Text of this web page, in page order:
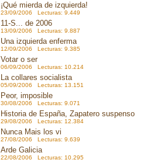
¡Qué mierda de izquierda!
23/09/2006 Lecturas: 9.449
11-S... de 2006
13/09/2006 Lecturas: 9.887
Una izquierda enferma
12/09/2006 Lecturas: 9.385
Votar o ser
06/09/2006 Lecturas: 10.214
La collares socialista
05/09/2006 Lecturas: 13.151
Peor, imposible
30/08/2006 Lecturas: 9.071
Historia de España, Zapatero suspenso
29/08/2006 Lecturas: 12.384
Nunca Mais los vi
27/08/2006 Lecturas: 9.639
Arde Galicia
22/08/2006 Lecturas: 10.295